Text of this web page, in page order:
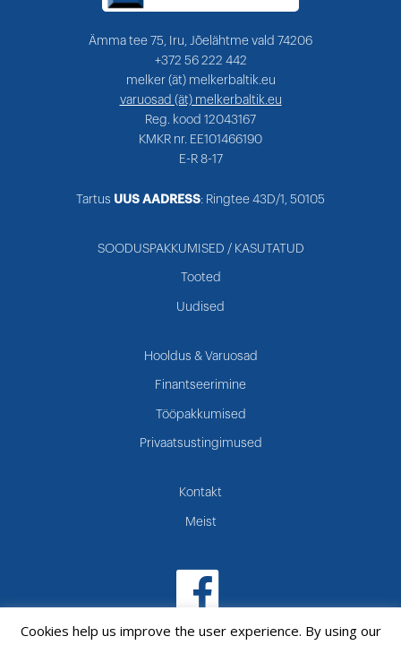
Ämma tee 75, Iru, Jõelähtme vald 74206
+372 56 222 442
melker (ät) melkerbaltik.eu
varuosad (ät) melkerbaltik.eu
Reg. kood 12043167
KMKR nr. EE101466190
E-R 8-17
Tartus UUS AADRESS: Ringtee 43D/1, 50105
SOODUSPAKKUMISED / KASUTATUD
Tooted
Uudised
Hooldus & Varuosad
Finantseerimine
Tööpakkumised
Privaatsustingimused
Kontakt
Meist
Cookies help us improve the user experience. By using our